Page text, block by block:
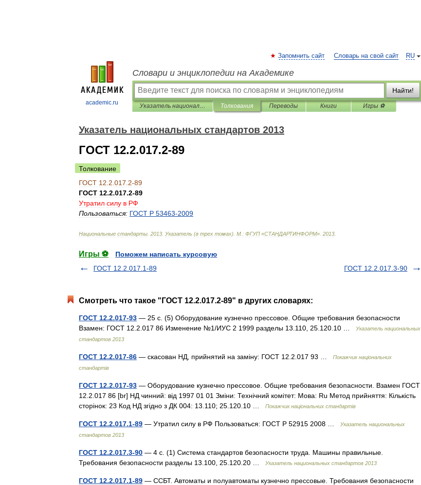
academic.ru
RU
Запомнить сайт Словарь на свой сайт
Словари и энциклопедии на Академике
Найти!
Указатель национальных стандартов 2013 Толкования Переводы Книги Игры ⚽
Указатель национальных стандартов 2013
ГОСТ 12.2.017.2-89
Толкование
ГОСТ 12 2 017 2-89
ГОСТ 12.2.017.2-89
Утратил силу в РФ
Пользоваться: ГОСТ Р 53463-2009
Национальные стандарты 2013 Указатель (в трех томах). М : ФГУП «СТАНДАРТИНФОРМ» 2013
Игры ⚽
Поможем написать курсовую
ГОСТ 12.2.017.1-89
ГОСТ 12.2.017.3-90
Смотреть что такое "ГОСТ 12.2.017.2-89" в других словарях:
ГОСТ 12.2.017-93 — 25 с. (5) Оборудование кузнечно прессовое. Общие требования безопасности
Взамен: ГОСТ 12.2.017 86 Изменение №1/ИУС 2 1999 разделы 13.110, 25.120.10 …
Указатель национальных
стандартов 2013
ГОСТ 12.2.017-86 — скасован НД, прийнятий на заміну: ГОСТ 12.2.017 93 …
Покажчик національних
стандартів
ГОСТ 12.2.017-93 — Оборудование кузнечно прессовое. Общие требования безопасности. Взамен ГОСТ
12.2.017 86 [br] НД чинний: від 1997 01 01 Зміни: Технічний комітет: Мова: Ru Метод прийняття: Кількість
сторінок: 23 Код НД згідно з ДК 004: 13.110; 25.120.10 …
Покажчик національних стандартів
ГОСТ 12.2.017.1-89 — Утратил силу в РФ Пользоваться: ГОСТ Р 52915 2008 …
Указатель национальных
стандартов 2013
ГОСТ 12.2.017.3-90 — 4 с. (1) Система стандартов безопасности труда. Машины правильные.
Требования безопасности разделы 13.100, 25.120.20 …
Указатель национальных стандартов 2013
ГОСТ 12.2.017.1-89 — ССБТ. Автоматы и полуавтоматы кузнечно прессовые. Требования безопасности